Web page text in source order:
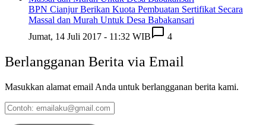
BPN Cianjur Berikan Kuota Pembuatan Sertifikat Secara
Massal dan Murah Untuk Desa Babakansari
Jumat, 14 Juli 2017 - 11:32 WIB
4
Berlangganan Berita via Email
Masukkan alamat email Anda untuk berlangganan berita kami.
Contoh:
emailaku@gmail.com